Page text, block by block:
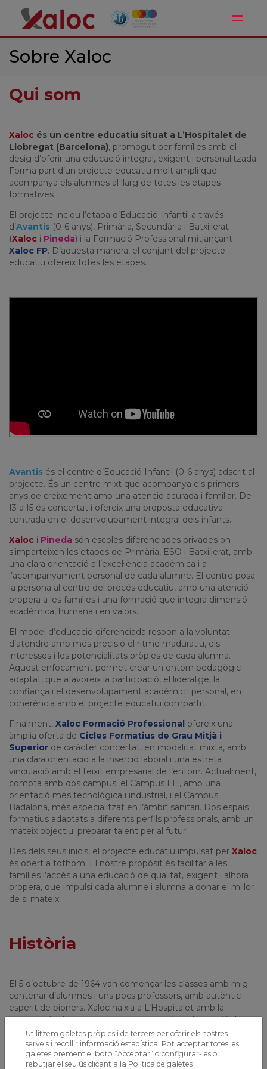
Sobre Xaloc
Qui som
Xaloc és un centre educatiu situat a L’Hospitalet de
Llobregat (Barcelona), promogut per famílies amb el
desig d’oferir una educació integral, exigent i personalitzada.
Forma part d’un projecte educatiu molt ampli que
acompanya els alumnes al llarg de totes les etapes
formatives
El projecte inclou l’etapa d’Educació Infantil a través
d’Avantis (0-6 anys), Primària, Secundària i Batxillerat
(Xaloc i Pineda) i la Formació Professional mitjançant
Xaloc FP. D’aquesta manera, el conjunt del projecte
educatiu ofereix totes les etapes.
Avantis és el centre d’Educació Infantil (0-6 anys) adscrit al
projecte. És un centre mixt que acompanya els primers
anys de creixement amb una atenció acurada i familiar. De
I3 a I5 és concertat i ofereix una proposta educativa
centrada en el desenvolupament integral dels infants.
Xaloc i Pineda són escoles diferenciades privades on
s’imparteixen les etapes de Primària, ESO i Batxillerat, amb
una clara orientació a l’excel·lència acadèmica i a
l’acompanyament personal de cada alumne. El centre posa
la persona al centre del procés educatiu, amb una atenció
propera a les famílies i una formació que integra dimensió
acadèmica, humana i en valors.
El model d’educació diferenciada respon a la voluntat
d’atendre amb més precisió el ritme maduratiu, els
interessos i les potencialitats pròpies de cada alumna.
Aquest enfocament permet crear un entorn pedagògic
adaptat, que afavoreix la participació, el lideratge, la
confiança i el desenvolupament acadèmic i personal, en
coherència amb el projecte educatiu compartit.
Finalment, Xaloc Formació Professional ofereix una
àmplia oferta de Cicles Formatius de Grau Mitjà i
Superior de caràcter concertat, en modalitat mixta, amb
una clara orientació a la inserció laboral i una estreta
vinculació amb el teixit empresarial de l’entorn. Actualment,
compta amb dos campus: el Campus LH, amb una
orientació més tecnològica i industrial, i el Campus
Badalona, més especialitzat en l’àmbit sanitari. Dos espais
formatius adaptats a diferents perfils professionals, amb un
mateix objectiu: preparar talent per al futur.
Des dels seus inicis, el projecte educatiu impulsat per Xaloc
és obert a tothom. El nostre propòsit és facilitar a les
famílies l’accés a una educació de qualitat, exigent i alhora
propera, que impulsi cada alumne i alumna a donar el millor
de si mateix.
Història
El 5 d’octubre de 1964 van començar les classes amb mig
centenar d’alumnes i uns pocs professors, amb autèntic
esperit de pioners. Xaloc naixia a L’Hospitalet amb la
voluntat de donar resposta als reptes d’escolarització del
cinturó industrial de Barcelona, en un moment marcat per
l’arribada de nombroses famílies procedents de tot l’Estat.
Amb el pas dels anys, el centre ha crescut i s’ha consolidat
Utilitzem galetes pròpies i de tercers per oferir els nostres
serveis i recollir informació estadística. Pot acceptar totes les
galetes prement el botó ”Acceptar” o configurar-les o
rebutjar el seu ús clicant a la Política de galetes